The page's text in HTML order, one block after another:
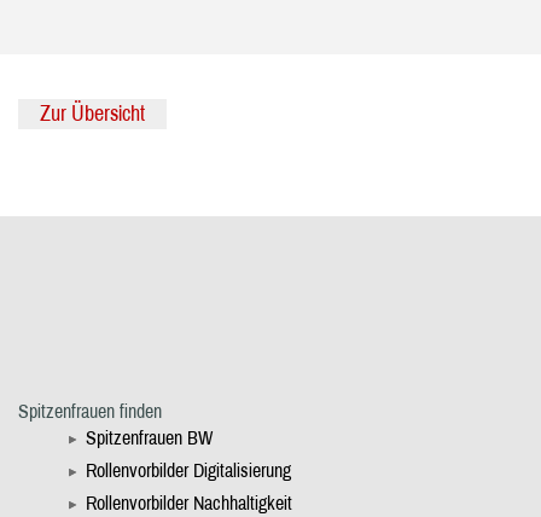
Zur Übersicht
Spitzenfrauen finden
Spitzenfrauen BW
Rollenvorbilder Digitalisierung
Rollenvorbilder Nachhaltigkeit